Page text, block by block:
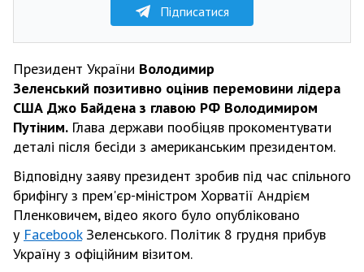
Підписатися
Президент України Володимир
Зеленський позитивно оцінив перемовини лідера
США Джо Байдена з главою РФ Володимиром
Путіним. Глава держави пообіцяв прокоментувати
деталі після бесіди з американським президентом.
Відповідну заяву президент зробив під час спільного
брифінгу з прем'єр-міністром Хорватії Андрієм
Пленковичем, відео якого було опубліковано
у FacebookЗеленського. Політик 8 грудня прибув
Україну з офіційним візитом.